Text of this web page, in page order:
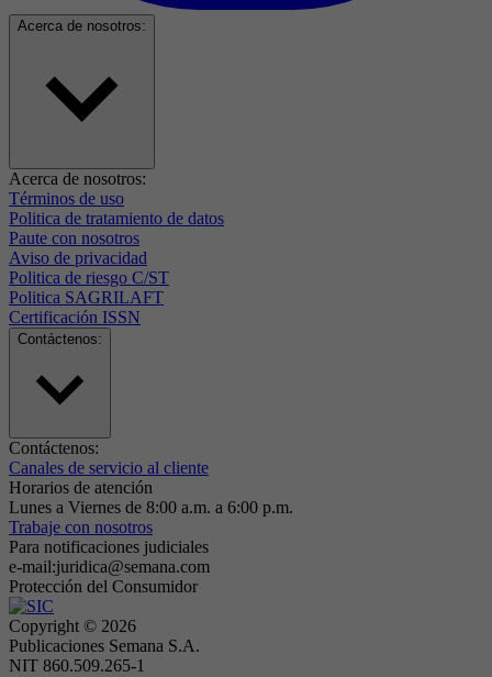
Acerca de nosotros:
Acerca de nosotros:
Términos de uso
Politica de tratamiento de datos
Paute con nosotros
Aviso de privacidad
Politica de riesgo C/ST
Politica SAGRILAFT
Certificación ISSN
Contáctenos:
Contáctenos:
Canales de servicio al cliente
Horarios de atención
Lunes a Viernes de 8:00 a.m. a 6:00 p.m.
Trabaje con nosotros
Para notificaciones judiciales
e-mail:juridica@semana.com
Protección del Consumidor
Copyright © 2026
Publicaciones Semana S.A.
NIT 860.509.265-1